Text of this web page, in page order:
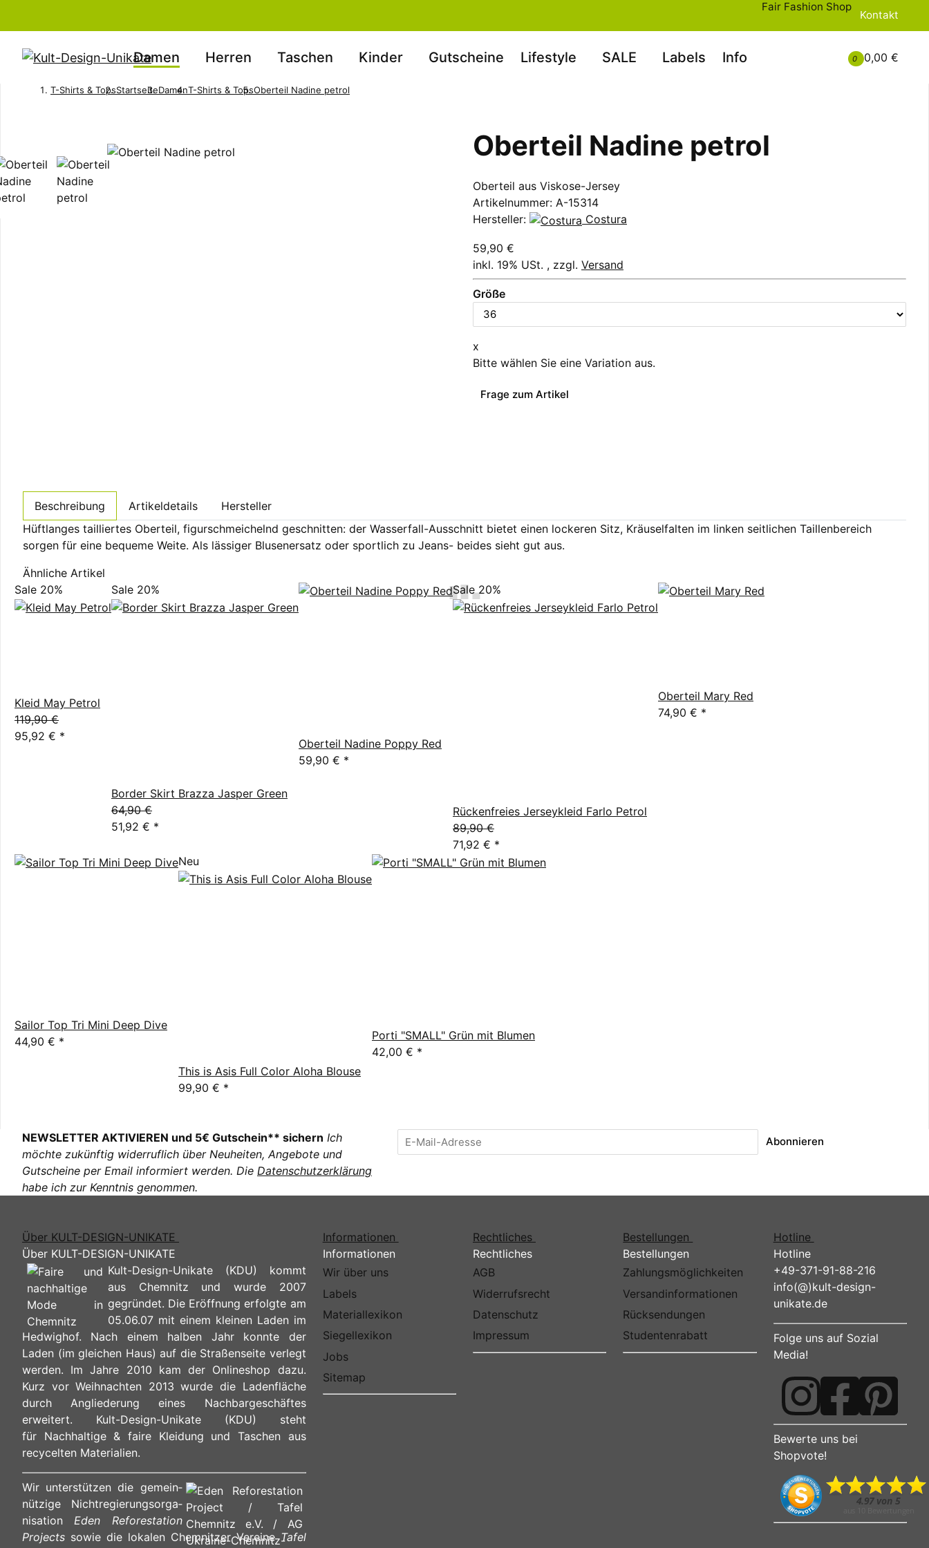
Kontakt
Fair Fashion Shop
0 0,00 €
Damen Herren Taschen Kinder Gutscheine Lifestyle SALE Labels Info
T-Shirts & TopsStartseiteDamenT-Shirts & TopsOberteil Nadine petrol
Oberteil Nadine petrol
Oberteil aus Viskose-Jersey
Artikelnummer: A-15314
Hersteller:
Costura
59,90 €
inkl. 19% USt. , zzgl. Versand
Größe
x
Bitte wählen Sie eine Variation aus.
Frage zum Artikel
Beschreibung Artikeldetails
Hersteller
Hüftlanges tailliertes Oberteil, figurschmeichelnd geschnitten: der Wasserfall-Ausschnitt bietet einen lockeren Sitz, Kräuselfalten im linken seitlichen Taillenbereich
sorgen für eine bequeme Weite. Als lässiger Blusenersatz oder sportlich zu Jeans- beides sieht gut aus.
Ähnliche Artikel
Sale 20%
Kleid May Petrol
119,90 €
95,92 € *
Sale 20%
Border Skirt Brazza Jasper Green
64,90 €
51,92 € *
Oberteil Nadine Poppy Red
59,90 € *
Sale 20%
Rückenfreies Jerseykleid Farlo Petrol
89,90 €
71,92 € *
Oberteil Mary Red
74,90 € *
Sailor Top Tri Mini Deep Dive
44,90 € *
Neu
This is Asis Full Color Aloha Blouse
99,90 € *
Porti "SMALL" Grün mit Blumen
42,00 € *
NEWSLETTER AKTIVIEREN und 5€ Gutschein** sichern Ich
möchte zukünftig widerruflich über Neuheiten, Angebote und
Gutscheine per Email informiert werden. Die Datenschutzerklärung
habe ich zur Kenntnis genommen.
Abonnieren
Über KULT-DESIGN-UNIKATE
Über KULT-DESIGN-UNIKATE
Kult-Design-Unikate (KDU) kommt
aus Chemnitz und wurde 2007
gegründet. Die Eröffnung erfolgte am
05.06.07 mit einem kleinen Laden im
Hedwighof. Nach einem halben Jahr konnte der
Laden (im gleichen Haus) auf die Straßenseite verlegt
werden. Im Jahre 2010 kam der Onlineshop dazu.
Kurz vor Weihnachten 2013 wurde die Ladenfläche
durch Angliederung eines Nachbargeschäftes
erweitert. Kult-Design-Unikate (KDU) steht
für Nachhaltige & faire Kleidung und Taschen aus
recycelten Materialien.
Wir unterstützen die ge­mein­
nüt­zi­ge Nicht­re­gie­rungs­or­ga­
ni­sa­ti­onEden Reforestation
Projects sowie die lokalen Chemnitzer VereineTafel
Informationen
Informationen
Wir über uns
Labels
Materiallexikon
Siegellexikon
Jobs
Sitemap
Rechtliches
Rechtliches
AGB
Widerrufsrecht
Datenschutz
Impressum
Bestellungen
Bestellungen
Zahlungsmöglichkeiten
Versandinformationen
Rücksendungen
Studentenrabatt
Hotline
Hotline
+49-371-91-88-216
info(@)kult-design-
unikate.de
Folge uns auf Sozial
Media!
Bewerte uns bei
Shopvote!